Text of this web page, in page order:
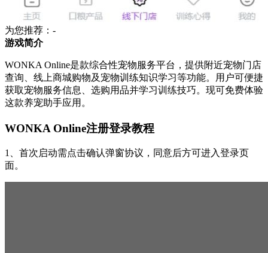
为您推荐：-
游戏简介
WONKA Online是款综合性宠物服务平台，提供附近宠物门店
查询、线上商城购物及宠物训练知识学习等功能。用户可便捷
获取宠物服务信息、选购用品并学习训练技巧。现可免费体验
这款养宠助手应用。
WONKA Online注册登录教程
1、首次启动需点击确认弹窗协议，同意后方可进入登录页
面。